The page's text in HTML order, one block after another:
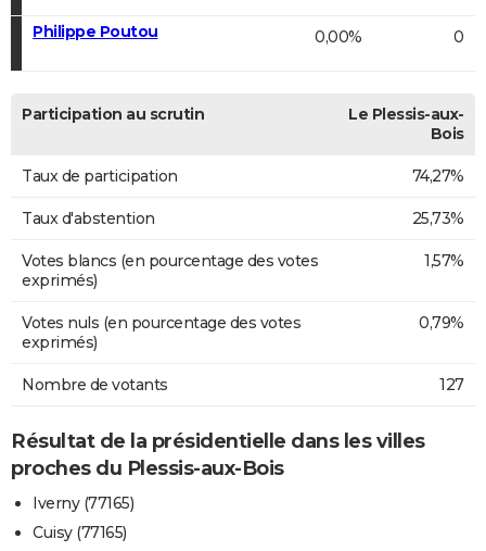
Philippe Poutou 0,00% 0
Participation au scrutin
Le Plessis-aux-
Bois
Taux de participation 74,27%
Taux d'abstention 25,73%
Votes blancs (en pourcentage des votes
exprimés)
1,57%
Votes nuls (en pourcentage des votes
exprimés)
0,79%
Nombre de votants 127
Résultat de la présidentielle dans les villes
proches du Plessis-aux-Bois
Iverny (77165)
Cuisy (77165)